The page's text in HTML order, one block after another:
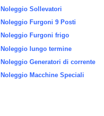
Noleggio Sollevatori
Noleggio Furgoni 9 Posti
Noleggio Furgoni frigo
Noleggio lungo termine
Noleggio Generatori di corrente
Noleggio Macchine Speciali